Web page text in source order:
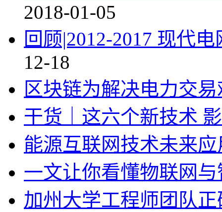
2018-01-05
回顾|2012-2017 现代
12-18
区块链为解决电力交
干货｜这六个新技术
能源互联网技术未来
一文让你看懂物联网
加州大学工程师团队